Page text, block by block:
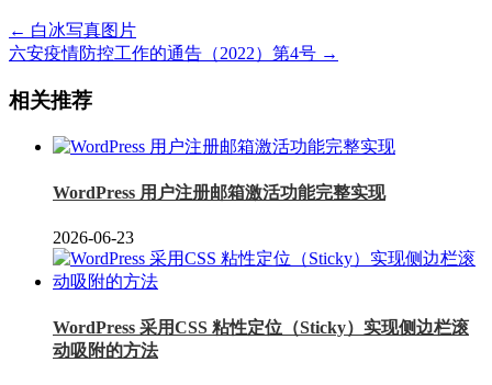
← 白冰写真图片
六安疫情防控工作的通告（2022）第4号 →
相关推荐
WordPress 用户注册邮箱激活功能完整实现
2026-06-23
WordPress 采用CSS 粘性定位（Sticky）实现侧边栏滚
动吸附的方法